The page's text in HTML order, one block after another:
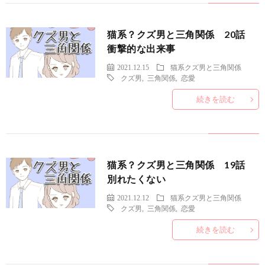
猫系？クズ男と三角関係 20話
衝撃的な出来事
2021.12.15
猫系クズ男と三角関係
クズ男
三角関係 ,恋愛
続きを読む
猫系？クズ男と三角関係 19話
別れたくない
2021.12.12
猫系クズ男と三角関係
クズ男
三角関係 ,恋愛
続きを読む